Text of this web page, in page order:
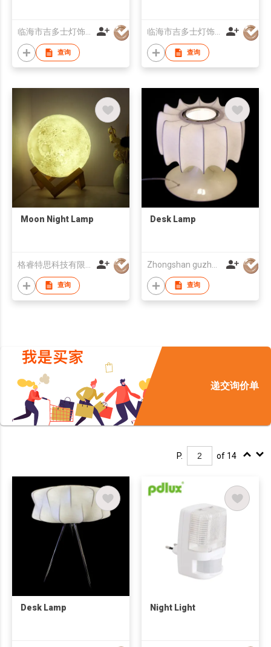
临海市吉多士灯饰有限公司
查询
临海市吉多士灯饰有限公司
查询
Moon Night Lamp
查询
Desk Lamp
查询
递交询价单
P. of 14
Desk Lamp Night Light